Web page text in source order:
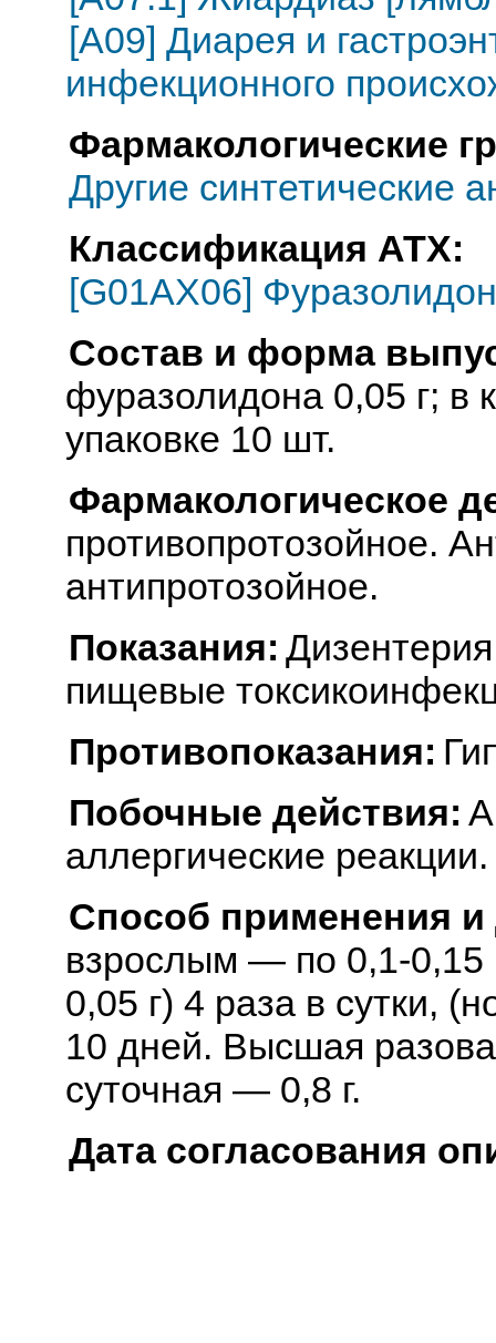
[A09] Диарея и
инфекционного
Фармакологические
Другие синтетические
Классификация АТХ:
[G01AX06] Фуразолидон
Состав и форма
фуразолидона 0,05 г; в
упаковке 10 шт.
Фармакологическое
противопротозойное.
антипротозойное.
Показания:
пищевые
Противопоказания:
Побочные действия:
аллергические реакции.
Способ применения
взрослым — по 0,1-0,15
0,05 г) 4 раза в сутки,
10 дней. Высшая
суточная — 0,8 г.
Дата согласования